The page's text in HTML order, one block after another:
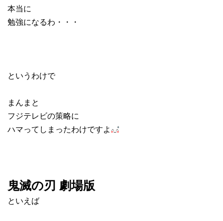
本当に
勉強になるわ・・・
というわけで
まんまと
フジテレビの策略に
ハマってしまったわけですよ
鬼滅の刃 劇場版
といえば